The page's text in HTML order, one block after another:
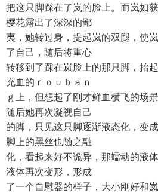
把这只脚踩在了岚的脸上。而岚如
樱花露出了深深的鄙
夷，她转过身，提起岚的双腿，使
了自己，随后将重心
转移到了踩在岚脸上的那只脚，抬
充血的ｒｏｕｂａｎ
ｇ上，但想起了刚才鲜血横飞的场
随后她再次凝视自己
的脚，只见这只脚逐渐液态化，变
脚上的黑丝也随之融
化，看起来好不诡异，那蠕动的液
液体再次变形，形成
了一个自慰器的样子，大小刚好和